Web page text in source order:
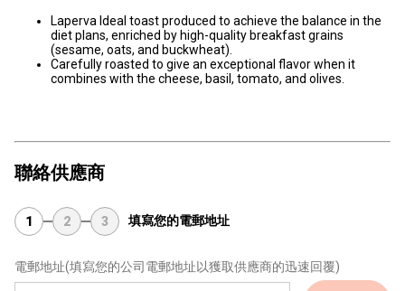
Laperva Ideal toast produced to achieve the balance in the
diet plans, enriched by high-quality breakfast grains
(sesame, oats, and buckwheat).
Carefully roasted to give an exceptional flavor when it
combines with the cheese, basil, tomato, and olives.
聯絡供應商
1 2 3 填寫您的電郵地址
電郵地址(填寫您的公司電郵地址以獲取供應商的迅速回覆)